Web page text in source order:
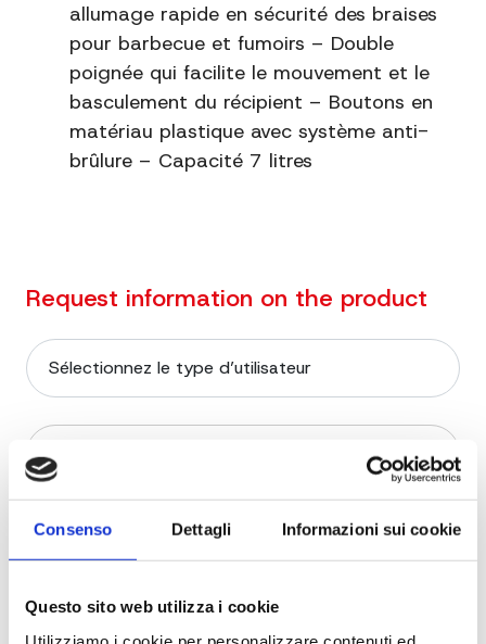
Consenso Dettagli Informazioni sui cookie
Questo sito web utilizza i cookie
Informations supplémentaires 120
allumage rapide en sécurité des braises
pour barbecue et fumoirs – Double
poignée qui facilite le mouvement et le
basculement du récipient – Boutons en
matériau plastique avec système anti-
brûlure – Capacité 7 litres
Request information on the product